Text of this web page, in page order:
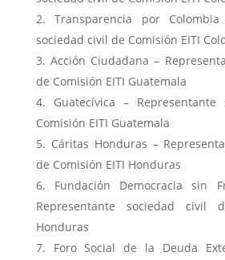
Transparencia por
sociedad civil de Comisión EITI
Acción Ciudadana –
de Comisión EITI Guatemala
Guatecívica –
Comisión EITI Guatemala
Cáritas Honduras –
de Comisión EITI Honduras
Fundación Democracia sin
Representante sociedad civil
Honduras
Foro Social de la Deuda